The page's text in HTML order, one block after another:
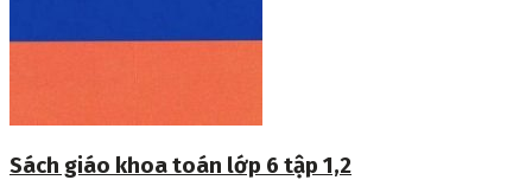
Sách giáo khoa toán lớp 6 tập 1,2